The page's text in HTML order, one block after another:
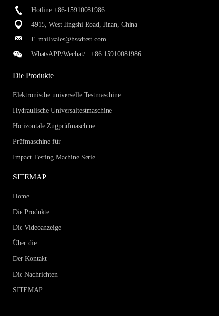
Hotline:+86-15910081986
4915, West Jingshi Road, Jinan, China
E-mail:sales@hssdtest.com
WhatsAPP/Wechat/ :+86 15910081986
Die Produkte
Elektronische universelle Testmaschine
Hydraulische Universaltestmaschine
Horizontale Zugprüfmaschine
Prüfmaschine für
Impact Testing Machine Serie
SITEMAP
Home
Die Produkte
Die Videoanzeige
Über die
Der Kontakt
Die Nachrichten
SITEMAP